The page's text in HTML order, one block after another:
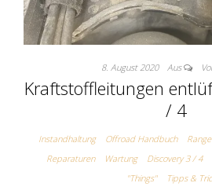
8. August 2020 Aus
Kraftstoffleitungen
/ 4
Instandhaltung Offroad Handbuch
Reparaturen
Wartung Discovery 3 / 4
"Things"
Tipps &